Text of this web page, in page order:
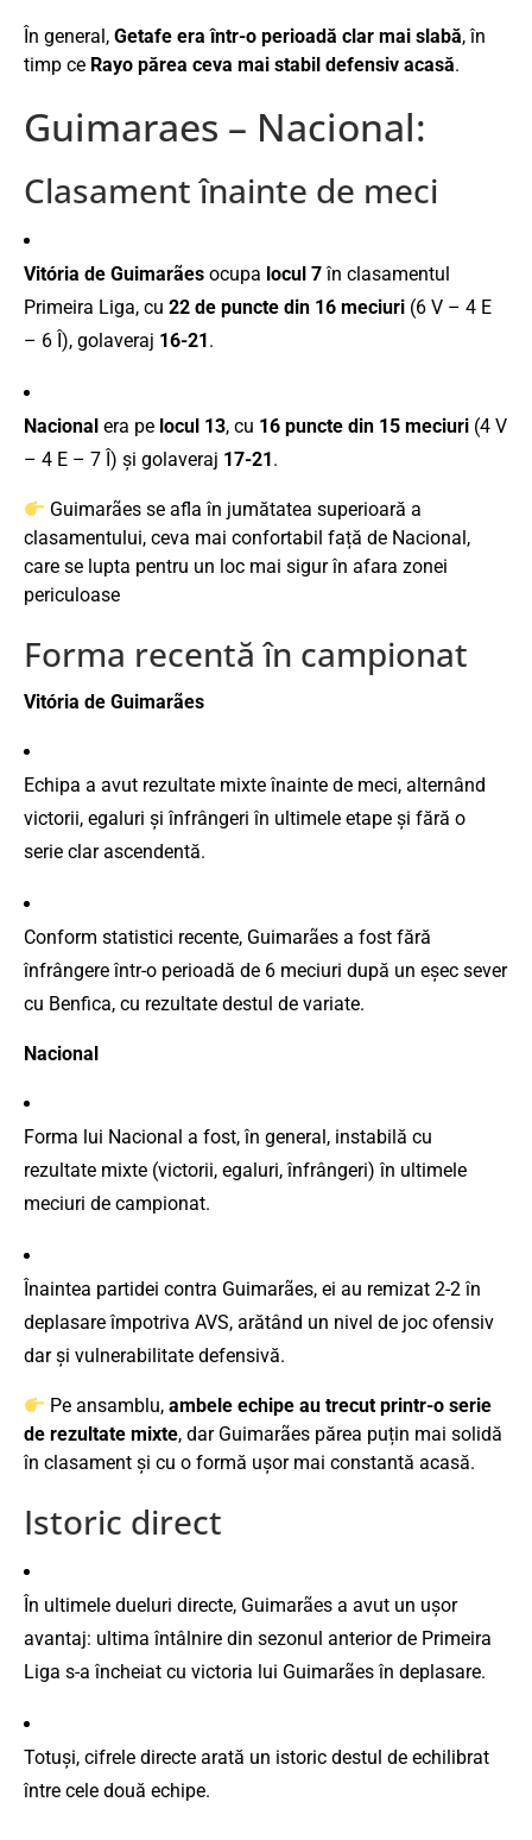
În general, Getafe era într-o perioadă clar mai slabă, în
timp ce Rayo părea ceva mai stabil defensiv acasă.
Guimaraes – Nacional:
Clasament înainte de meci
Vitória de Guimarães ocupa locul 7în clasamentul
Primeira Liga, cu 22 de puncte din 16 meciuri (6 V – 4 E
– 6 Î), golaveraj 16-21 .
Nacional era pe locul 13, cu 16 puncte din 15 meciuri (4 V
– 4 E – 7 Î) și golaveraj 17-21 .
Guimarães se afla în jumătatea superioară a
clasamentului, ceva mai confortabil față de Nacional,
care se lupta pentru un loc mai sigur în afara zonei
periculoase
Forma recentă în campionat
Vitória de Guimarães
Echipa a avut rezultate mixte înainte de meci, alternând
victorii, egaluri și înfrângeri în ultimele etape și fără o
serie clar ascendentă.
Conform statistici recente, Guimarães a fost fără
înfrângere într-o perioadă de 6 meciuri după un eșec sever
cu Benfica, cu rezultate destul de variate.
Nacional
Forma lui Nacional a fost, în general, instabilă cu
rezultate mixte (victorii, egaluri, înfrângeri) în ultimele
meciuri de campionat.
Înaintea partidei contra Guimarães, ei au remizat 2-2 în
deplasare împotriva AVS, arătând un nivel de joc ofensiv
dar și vulnerabilitate defensivă.
Pe ansamblu,ambele echipe au trecut printr-o serie
de rezultate mixte, dar Guimarães părea puțin mai solidă
în clasament și cu o formă ușor mai constantă acasă.
Istoric direct
În ultimele dueluri directe, Guimarães a avut un ușor
avantaj: ultima întâlnire din sezonul anterior de Primeira
Liga s-a încheiat cu victoria lui Guimarães în deplasare.
Totuși, cifrele directe arată un istoric destul de echilibrat
între cele două echipe.